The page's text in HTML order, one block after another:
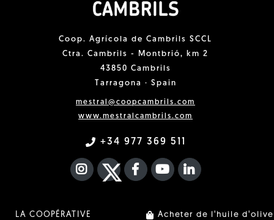
Coop. Agrícola de Cambrils SCCL
Ctra. Cambrils - Montbrió, km 2
43850 Cambrils
Tarragona · Spain
mestral@coopcambrils.com
www.mestralcambrils.com
+34 977 369 511
INSTAGRAM
TWITTER
FACEBOOK F
YOUTUBEFA LINKEDIN
LA COOPÉRATIVE
Acheter de l'huile d'olive